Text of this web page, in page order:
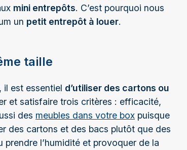
mini entrepôts. C’est pourquoi nous
un petit entrepôt à louer.
taille
il est essentiel d’utiliser des cartons ou
et satisfaire trois critères : efficacité,
des meubles dans votre box puisque
des cartons et des bacs plutôt que des
l’humidité et provoquer de la